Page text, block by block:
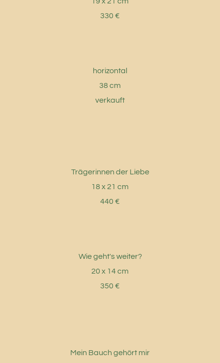
330 €
horizontal
38 cm
verkauft
Trägerinnen der Liebe
18 x 21 cm
440 €
Wie geht's weiter?
20 x 14 cm
350 €
Mein Bauch gehört mir